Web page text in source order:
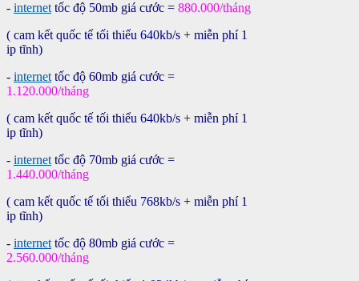
- internet tốc độ 50mb giá cước = 880.000/tháng
( cam kết quốc tế tối thiểu 640kb/s + miễn phí 1
ip tĩnh)
- internet tốc độ 60mb giá cước =
1.120.000/tháng
( cam kết quốc tế tối thiểu 640kb/s + miễn phí 1
ip tĩnh)
- internet tốc độ 70mb giá cước =
1.440.000/tháng
( cam kết quốc tế tối thiểu 768kb/s + miễn phí 1
ip tĩnh)
- internet tốc độ 80mb giá cước =
2.560.000/tháng